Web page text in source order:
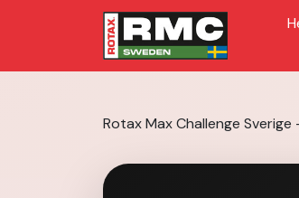
Rotax Max Challenge Sverige